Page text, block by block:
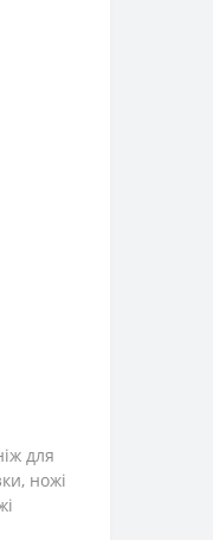
для
ножі